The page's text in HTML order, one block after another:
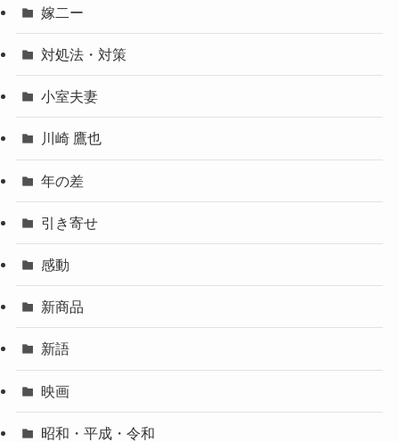
嫁二ー
対処法・対策
小室夫妻
川崎 鷹也
年の差
引き寄せ
感動
新商品
新語
映画
昭和・平成・令和